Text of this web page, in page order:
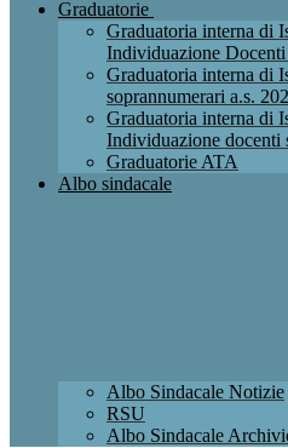
Graduatorie
Graduatoria interna di
Individuazione
Graduatoria interna di
soprannumerari a.s.
Graduatoria interna di
Individuazione docenti
Graduatorie ATA
Albo sindacale
Albo Sindacale Notizie
RSU
Albo Sindacale